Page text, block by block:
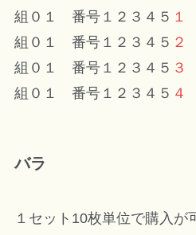
組０１ 番号１２３４５ １
組０１ 番号１２３４５ ２
組０１ 番号１２３４５ ３
組０１ 番号１２３４５ ４
バラ
１セット10枚単位で購入が